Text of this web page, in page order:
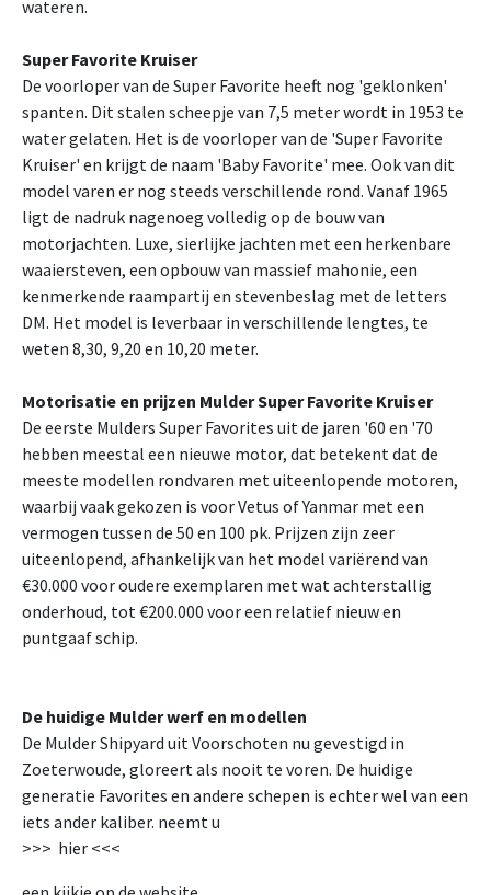
wateren.
Super Favorite Kruiser
De voorloper van de Super Favorite heeft nog 'geklonken'
spanten. Dit stalen scheepje van 7,5 meter wordt in 1953 te
water gelaten. Het is de voorloper van de 'Super Favorite
Kruiser' en krijgt de naam 'Baby Favorite' mee. Ook van dit
model varen er nog steeds verschillende rond. Vanaf 1965
ligt de nadruk nagenoeg volledig op de bouw van
motorjachten. Luxe, sierlijke jachten met een herkenbare
waaiersteven, een opbouw van massief mahonie, een
kenmerkende raampartij en stevenbeslag met de letters
DM. Het model is leverbaar in verschillende lengtes, te
weten 8,30, 9,20 en 10,20 meter.
Motorisatie en prijzen Mulder Super Favorite Kruiser
De eerste Mulders Super Favorites uit de jaren '60 en '70
hebben meestal een nieuwe motor, dat betekent dat de
meeste modellen rondvaren met uiteenlopende motoren,
waarbij vaak gekozen is voor Vetus of Yanmar met een
vermogen tussen de 50 en 100 pk. Prijzen zijn zeer
uiteenlopend, afhankelijk van het model variërend van
€30.000 voor oudere exemplaren met wat achterstallig
onderhoud, tot €200.000 voor een relatief nieuw en
puntgaaf schip.
De huidige Mulder werf en modellen
De Mulder Shipyard uit Voorschoten nu gevestigd in
Zoeterwoude, gloreert als nooit te voren. De huidige
generatie Favorites en andere schepen is echter wel van een
iets ander kaliber. neemt u
>>> hier <<<